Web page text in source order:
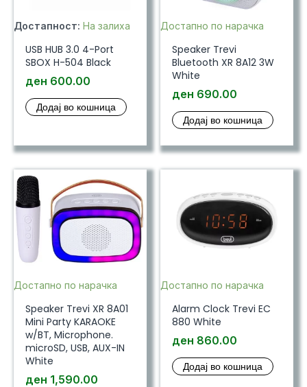
Достапност: На залиха
USB HUB 3.0 4-Port
SBOX H-504 Black
ден 600.00
Додај во кошница
Достапно по нарачка
Speaker Trevi
Bluetooth XR 8A12 3W
White
ден 690.00
Додај во кошница
Достапно по нарачка
Speaker Trevi XR 8A01
Mini Party KARAOKE
w/BT, Microphone.
microSD, USB, AUX-IN
White
ден 1,590.00
Достапно по нарачка
Alarm Clock Trevi EC
880 White
ден 860.00
Додај во кошница